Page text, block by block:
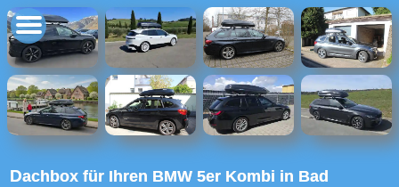
Dachbox für Ihren BMW 5er Kombi in Bad